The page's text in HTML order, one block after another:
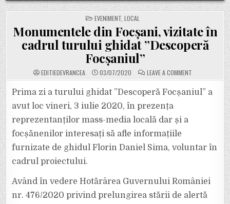
POSTED
IN
EVENIMENT, LOCAL
Monumentele din Focșani, vizitate în
cadrul turului ghidat ”Descoperă
Focșaniul”
EDITIEDEVRANCEA 03/07/2020 LEAVE A COMMENTON
MONUMENTELE
FOCȘANI,
VIZITATE
Prima zi a turului ghidat ”Descoperă Focșaniul” a
avut loc vineri, 3 iulie 2020, în prezența
reprezentanților mass-media locală dar și a
focșănenilor interesați să afle informațiile
furnizate de ghidul Florin Daniel Sima, voluntar în
cadrul proiectului.
Având în vedere Hotărârea Guvernului României
nr. 476/2020 privind prelungirea stării de alertă